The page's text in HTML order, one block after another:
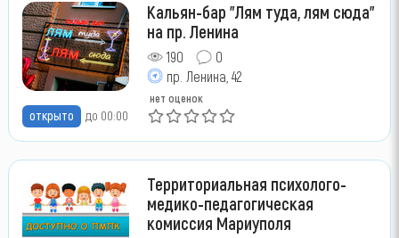
открыто до 00:00
Кальян-бар "Лям туда, лям сюда"
на пр. Ленина
190
0
пр. Ленина, 42
нет оценок
Территориальная психолого-
медико-педагогическая
комиссия Мариуполя